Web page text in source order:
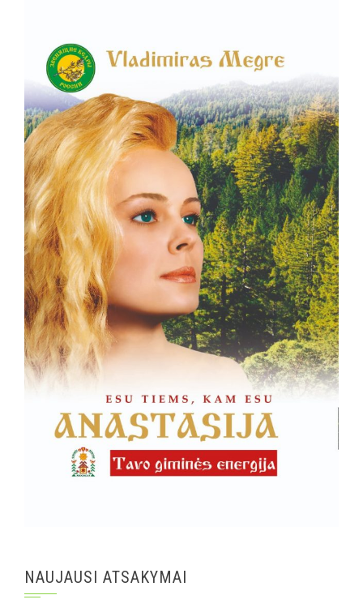
NAUJAUSI ATSAKYMAI